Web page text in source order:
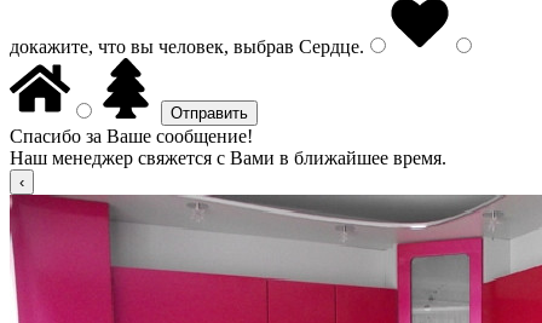
докажите, что вы человек, выбрав Сердце.
Спасибо за Ваше сообщение!
Наш менеджер свяжется с Вами в ближайшее время.